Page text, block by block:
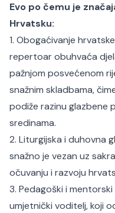
Evo po čemu je
Hrvatsku:
1. Obogaćivanje
repertoar obuhvaća
pažnjom posvećenom
snažnim skladbama,
podiže razinu glazbene
sredinama.
2. Liturgijska i duhovna
snažno je vezan uz
očuvanju i razvoju
3. Pedagoški i mentorski
umjetnički voditelj, koji